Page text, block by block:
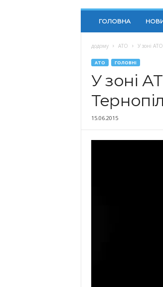
ГОЛОВНА
додому АТО У зоні
АТО ГОЛОВНІ
У зоні
15.06.2015